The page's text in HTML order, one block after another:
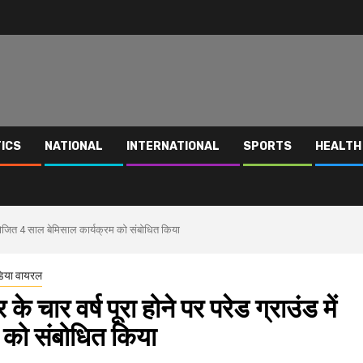
NATIONAL INTERNATIONAL SPORTS HEALTH
4 साल बेमिसाल कार्यक्रम को संबोधित किया
वायरल
चार वर्ष पूरा होने पर परेड ग्राउंड में
संबोधित किया